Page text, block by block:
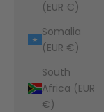
(EUR €)
Somalia
(EUR €)
South
Africa (EUR
€)